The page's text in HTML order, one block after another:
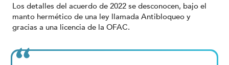
Los detalles del acuerdo de 2022 se desconocen, bajo el
manto hermético de una ley llamada Antibloqueo y
gracias a una licencia de la OFAC.